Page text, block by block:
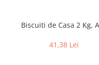
Produse ingrijire
Machiaj
Luciu si balsam de buze
Biscuiti de Casa 2 Kg,
41,38 Lei